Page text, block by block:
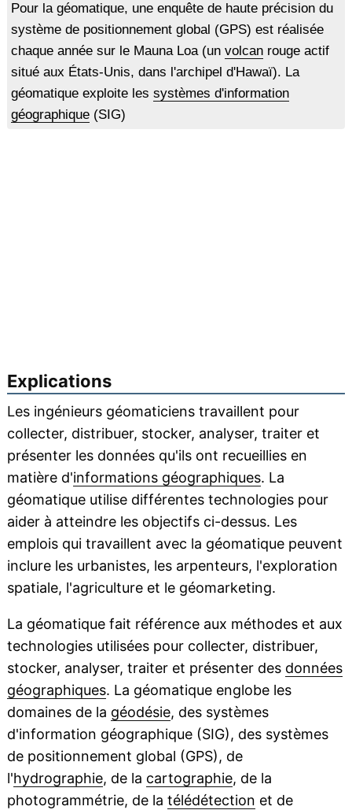
Pour la géomatique, une enquête de haute précision du
système de positionnement global (GPS) est réalisée
chaque année sur le Mauna Loa (un volcanrouge actif
situé aux États-Unis, dans l'archipel d'Hawaï). La
géomatique exploite les systèmes d'information
géographique(SIG)
Explications
Les ingénieurs géomaticiens travaillent pour
collecter, distribuer, stocker, analyser, traiter et
présenter les données qu'ils ont recueillies en
matière d'informations géographiques. La
géomatique utilise différentes technologies pour
aider à atteindre les objectifs ci-dessus. Les
emplois qui travaillent avec la géomatique peuvent
inclure les urbanistes, les arpenteurs, l'exploration
spatiale, l'agriculture et le géomarketing.
La géomatique fait référence aux méthodes et aux
technologies utilisées pour collecter, distribuer,
stocker, analyser, traiter et présenter des données
géographiques. La géomatique englobe les
domaines de la géodésie, des systèmes
d'information géographique (SIG), des systèmes
de positionnement global (GPS), de
l'hydrographie, de la cartographie, de la
photogrammétrie, de la télédétection et de